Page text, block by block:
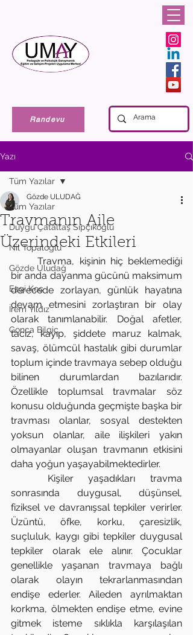
Randevu
Yazı
Tüm Yazılar
Duygu Çataltaş Sıpçıkoğlu
Nil Topaloğlu
Gözde Uludağ
Ezgi Koç
İrem Yıldız
Gonca Bilgiç
Tüm Yazılar
Travmanın Aile
Üzerindeki Etkileri
Gözde ULUDAĞ
	Travma, kişinin hiç beklemediği
bir anda dayanma gücünü maksimum
derecede zorlayan, günlük hayatına
devam etmesini zorlaştıran bir olay
olarak tanımlanabilir. Doğal afetler,
taciz, kayıp, şiddete maruz kalmak,
savaş, ölümcül hastalık gibi durumlar
toplum içinde travmaya sebep olduğu
bilinen durumlardan bazılarıdır.
Özellikle toplumsal travmalar söz
konusu olduğunda geçmişte başka bir
travması olanlar, sosyal destekten
yoksun olanlar, aile ilişkileri yakın
olmayanlar oluşan travmanın etkisini
daha yoğun yaşayabilmektedirler.
sonrasında duygusal, düşünsel,
fiziksel ve davranışsal tepkiler verirler.
Üzüntü, öfke, korku, çaresizlik,
suçluluk, kaygı gibi tepkiler duygusal
tepkiler olarak ele alınır. Çocuklar
genellikle yaşanan travmaya bağlı
olarak olayın tekrarlanmasından
endişe ederler. Aileden ayrılmaktan
korkma, ölmekten endişe etme, evine
gitmek isteme sıklıkla karşılaşılan